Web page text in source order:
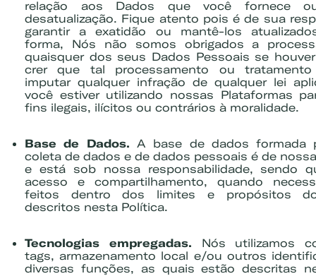
relação aos Dados que você fornece
desatualização. Fique atento pois é de sua
garantir a exatidão ou mantê-los
forma, Nós não somos obrigados a
quaisquer dos seus Dados Pessoais se
crer que tal processamento ou
imputar qualquer infração de qualquer lei
você estiver utilizando nossas Plataformas
fins ilegais, ilícitos ou contrários à moralidade.
Base de Dados. A base de dados formada
coleta de dados e de dados pessoais é de
e está sob nossa responsabilidade, sendo
acesso e compartilhamento, quando
feitos dentro dos limites e propósitos
descritos nesta Política.
Tecnologias empregadas. Nós utilizamos
tags, armazenamento local e/ou outros
diversas funções, as quais estão descritas